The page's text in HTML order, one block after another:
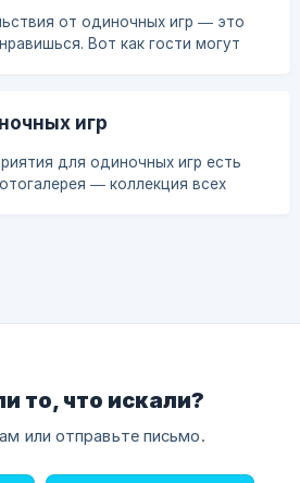
от одиночных игр — это
Вот как гости могут
игр
для одиночных игр есть
— коллекция всех
то, что искали?
или отправьте письмо.